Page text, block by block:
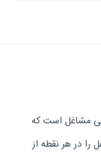
مشاغل است که
در هر نقطه از